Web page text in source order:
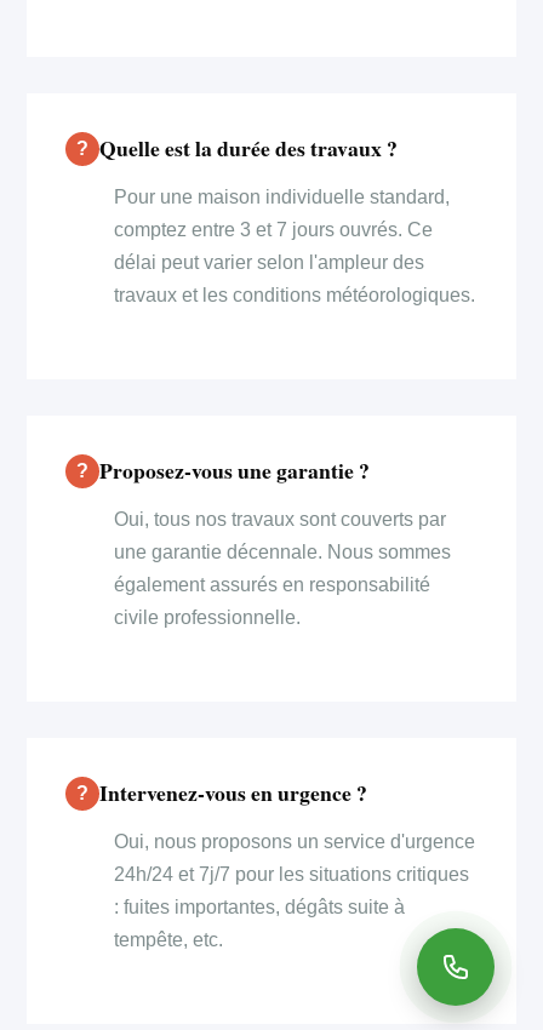
Quelle est la durée des travaux ?
Pour une maison individuelle standard,
comptez entre 3 et 7 jours ouvrés. Ce
délai peut varier selon l'ampleur des
travaux et les conditions météorologiques.
Proposez-vous une garantie ?
Oui, tous nos travaux sont couverts par
une garantie décennale. Nous sommes
également assurés en responsabilité
civile professionnelle.
Intervenez-vous en urgence ?
Oui, nous proposons un service d'urgence
24h/24 et 7j/7 pour les situations critiques
: fuites importantes, dégâts suite à
tempête, etc.